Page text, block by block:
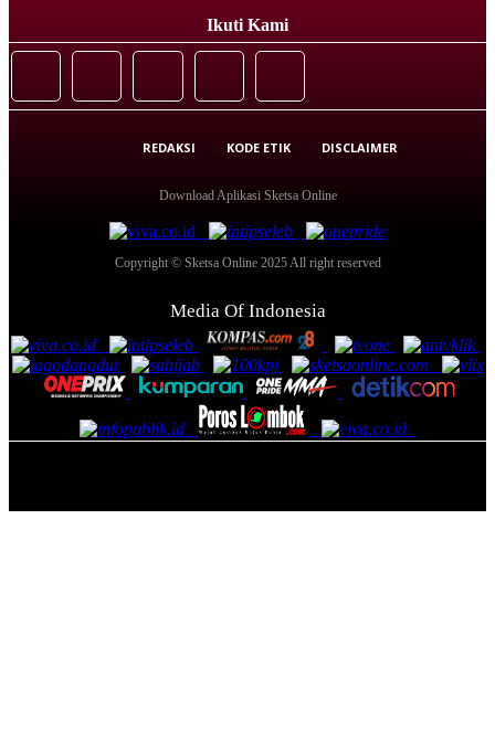
Ikuti Kami
REDAKSI KODE ETIK DISCLAIMER
Download Aplikasi Sketsa Online
Copyright © Sketsa Online 2025 All right reserved
Media Of Indonesia